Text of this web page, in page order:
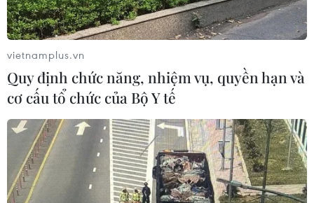
vietnamplus.vn
Quy định chức năng, nhiệm vụ, quyền hạn và
cơ cấu tổ chức của Bộ Y tế